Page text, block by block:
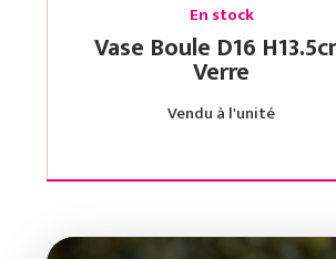
En stock
Vase Boule D16 H13.5cm
Verre
Vendu à l'unité